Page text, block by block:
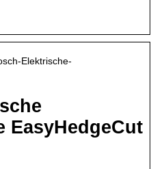
Elektrische-
EasyHedgeCut